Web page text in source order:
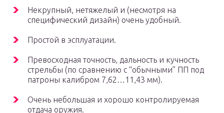
Некрупный, нетяжелый и (несмотря на
специфический дизайн) очень удобный.
Простой в эсплуатации.
Превосходная точность, дальность и кучность
стрельбы (по сравнению с “обычными” ПП под
патроны калибром 7,62…11,43 мм).
Очень небольшая и хорошо контролируемая
отдача оружия.